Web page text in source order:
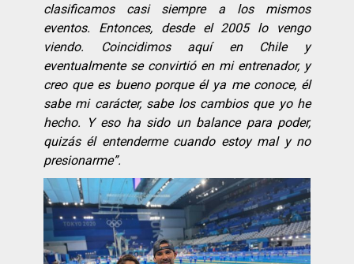
clasificamos casi siempre a los mismos
eventos. Entonces, desde el 2005 lo vengo
viendo. Coincidimos aquí en Chile y
eventualmente se convirtió en mi entrenador, y
creo que es bueno porque él ya me conoce, él
sabe mi carácter, sabe los cambios que yo he
hecho. Y eso ha sido un balance para poder,
quizás él entenderme cuando estoy mal y no
presionarme”.